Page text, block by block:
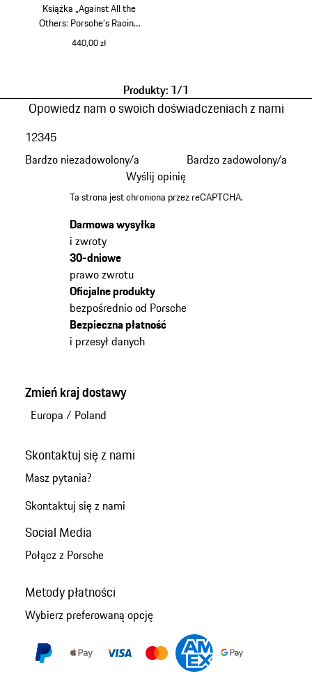
Książka „Against All the
Others: Porsche’s Racing
History, Volume 2 – 1969"
440,00 zł
Produkty: 1/1
Opowiedz nam o swoich doświadczeniach z nami
Bardzo niezadowolony/a
12345
Bardzo zadowolony/a
Wyślij opinię
Ta strona jest chroniona przez reCAPTCHA.
Darmowa wysyłka
i zwroty
30-dniowe
prawo zwrotu
Oficjalne produkty
bezpośrednio od Porsche
Bezpieczna płatność
i przesył danych
Zmień kraj dostawy
Europa / Poland
Skontaktuj się z nami
Masz pytania?
Skontaktuj się z nami
Social Media
Połącz z Porsche
Metody płatności
Wybierz preferowaną opcję